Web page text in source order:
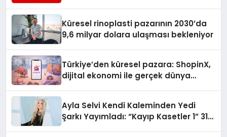
Küresel rinoplasti pazarının 2030’da
9,6 milyar dolara ulaşması bekleniyor
Türkiye’den küresel pazara: ShopinX,
dijital ekonomi ile gerçek dünya
Ayla Selvi Kendi Kaleminden Yedi
Şarkı Yayımladı: “Kayıp Kasetler 1” 31